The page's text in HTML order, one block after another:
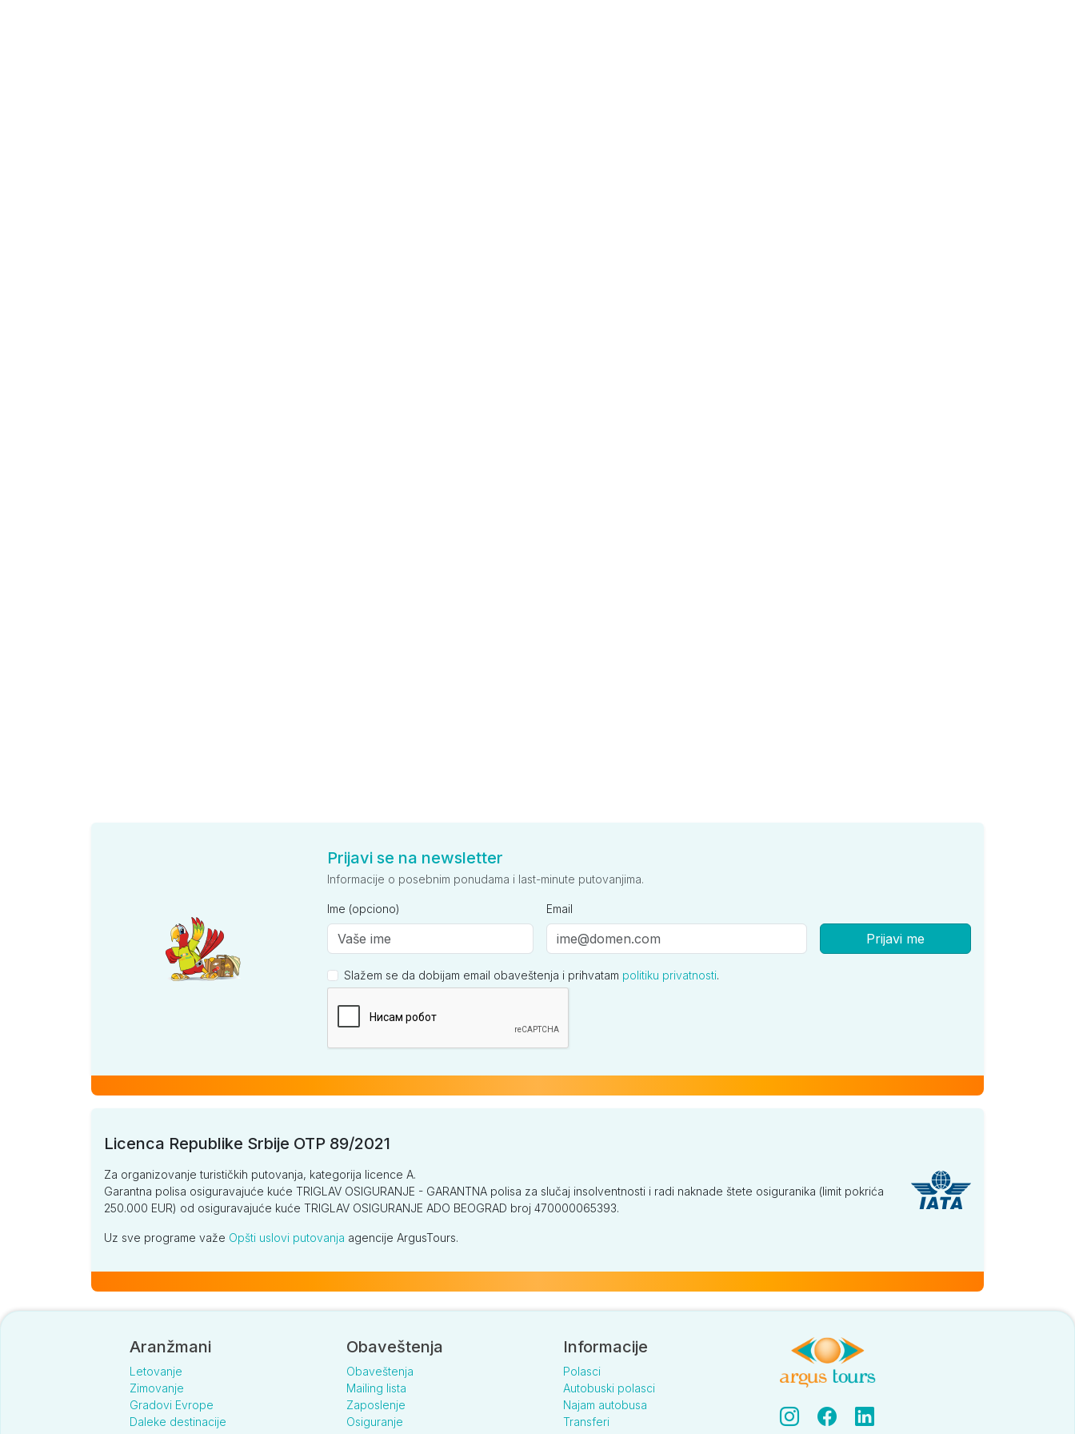
Prijavi se na newsletter
Informacije o posebnim ponudama i last-minute putovanjima.
Ime (opciono) Email
Prijavi me
Slažem se da dobijam email obaveštenja i prihvatam politiku privatnosti.
Licenca Republike Srbije OTP 89/2021
Za organizovanje turističkih putovanja, kategorija licence A.
Garantna polisa osiguravajuće kuće TRIGLAV OSIGURANJE - GARANTNA polisa za slučaj insolventnosti i radi naknade štete osiguranika (limit pokrića
250.000 EUR) od osiguravajuće kuće TRIGLAV OSIGURANJE ADO BEOGRAD broj 470000065393.
Uz sve programe važe Opšti uslovi putovanja agencije ArgusTours.
Aranžmani
Letovanje
Zimovanje
Gradovi Evrope
Daleke destinacije
Obaveštenja
Obaveštenja
Mailing lista
Zaposlenje
Osiguranje
Informacije
Polasci
Autobuski polasci
Najam autobusa
Transferi